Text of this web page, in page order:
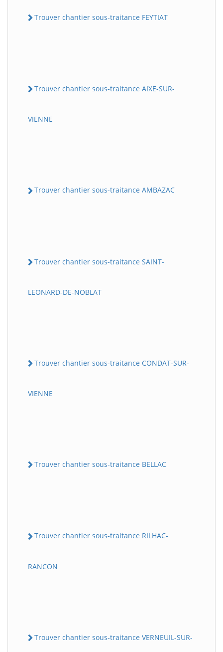
Trouver chantier sous-traitance FEYTIAT
Trouver chantier sous-traitance AIXE-SUR-
VIENNE
Trouver chantier sous-traitance AMBAZAC
Trouver chantier sous-traitance SAINT-
LEONARD-DE-NOBLAT
Trouver chantier sous-traitance CONDAT-SUR-
VIENNE
Trouver chantier sous-traitance BELLAC
Trouver chantier sous-traitance RILHAC-
RANCON
Trouver chantier sous-traitance VERNEUIL-SUR-